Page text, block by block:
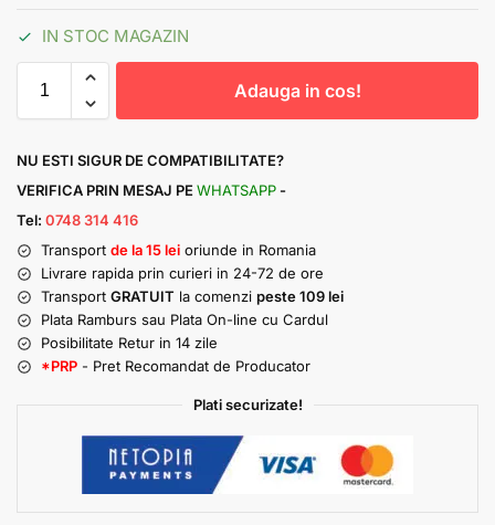
IN STOC MAGAZIN
Adauga in cos!
NU ESTI SIGUR DE COMPATIBILITATE?
VERIFICA PRIN MESAJ PE WHATSAPP -
Tel: 0748 314 416
Transport de la 15 lei oriunde in Romania
Livrare rapida prin curieri in 24-72 de ore
Transport GRATUIT la comenzi peste 109 lei
Plata Ramburs sau Plata On-line cu Cardul
Posibilitate Retur in 14 zile
*PRP - Pret Recomandat de Producator
Plati securizate!